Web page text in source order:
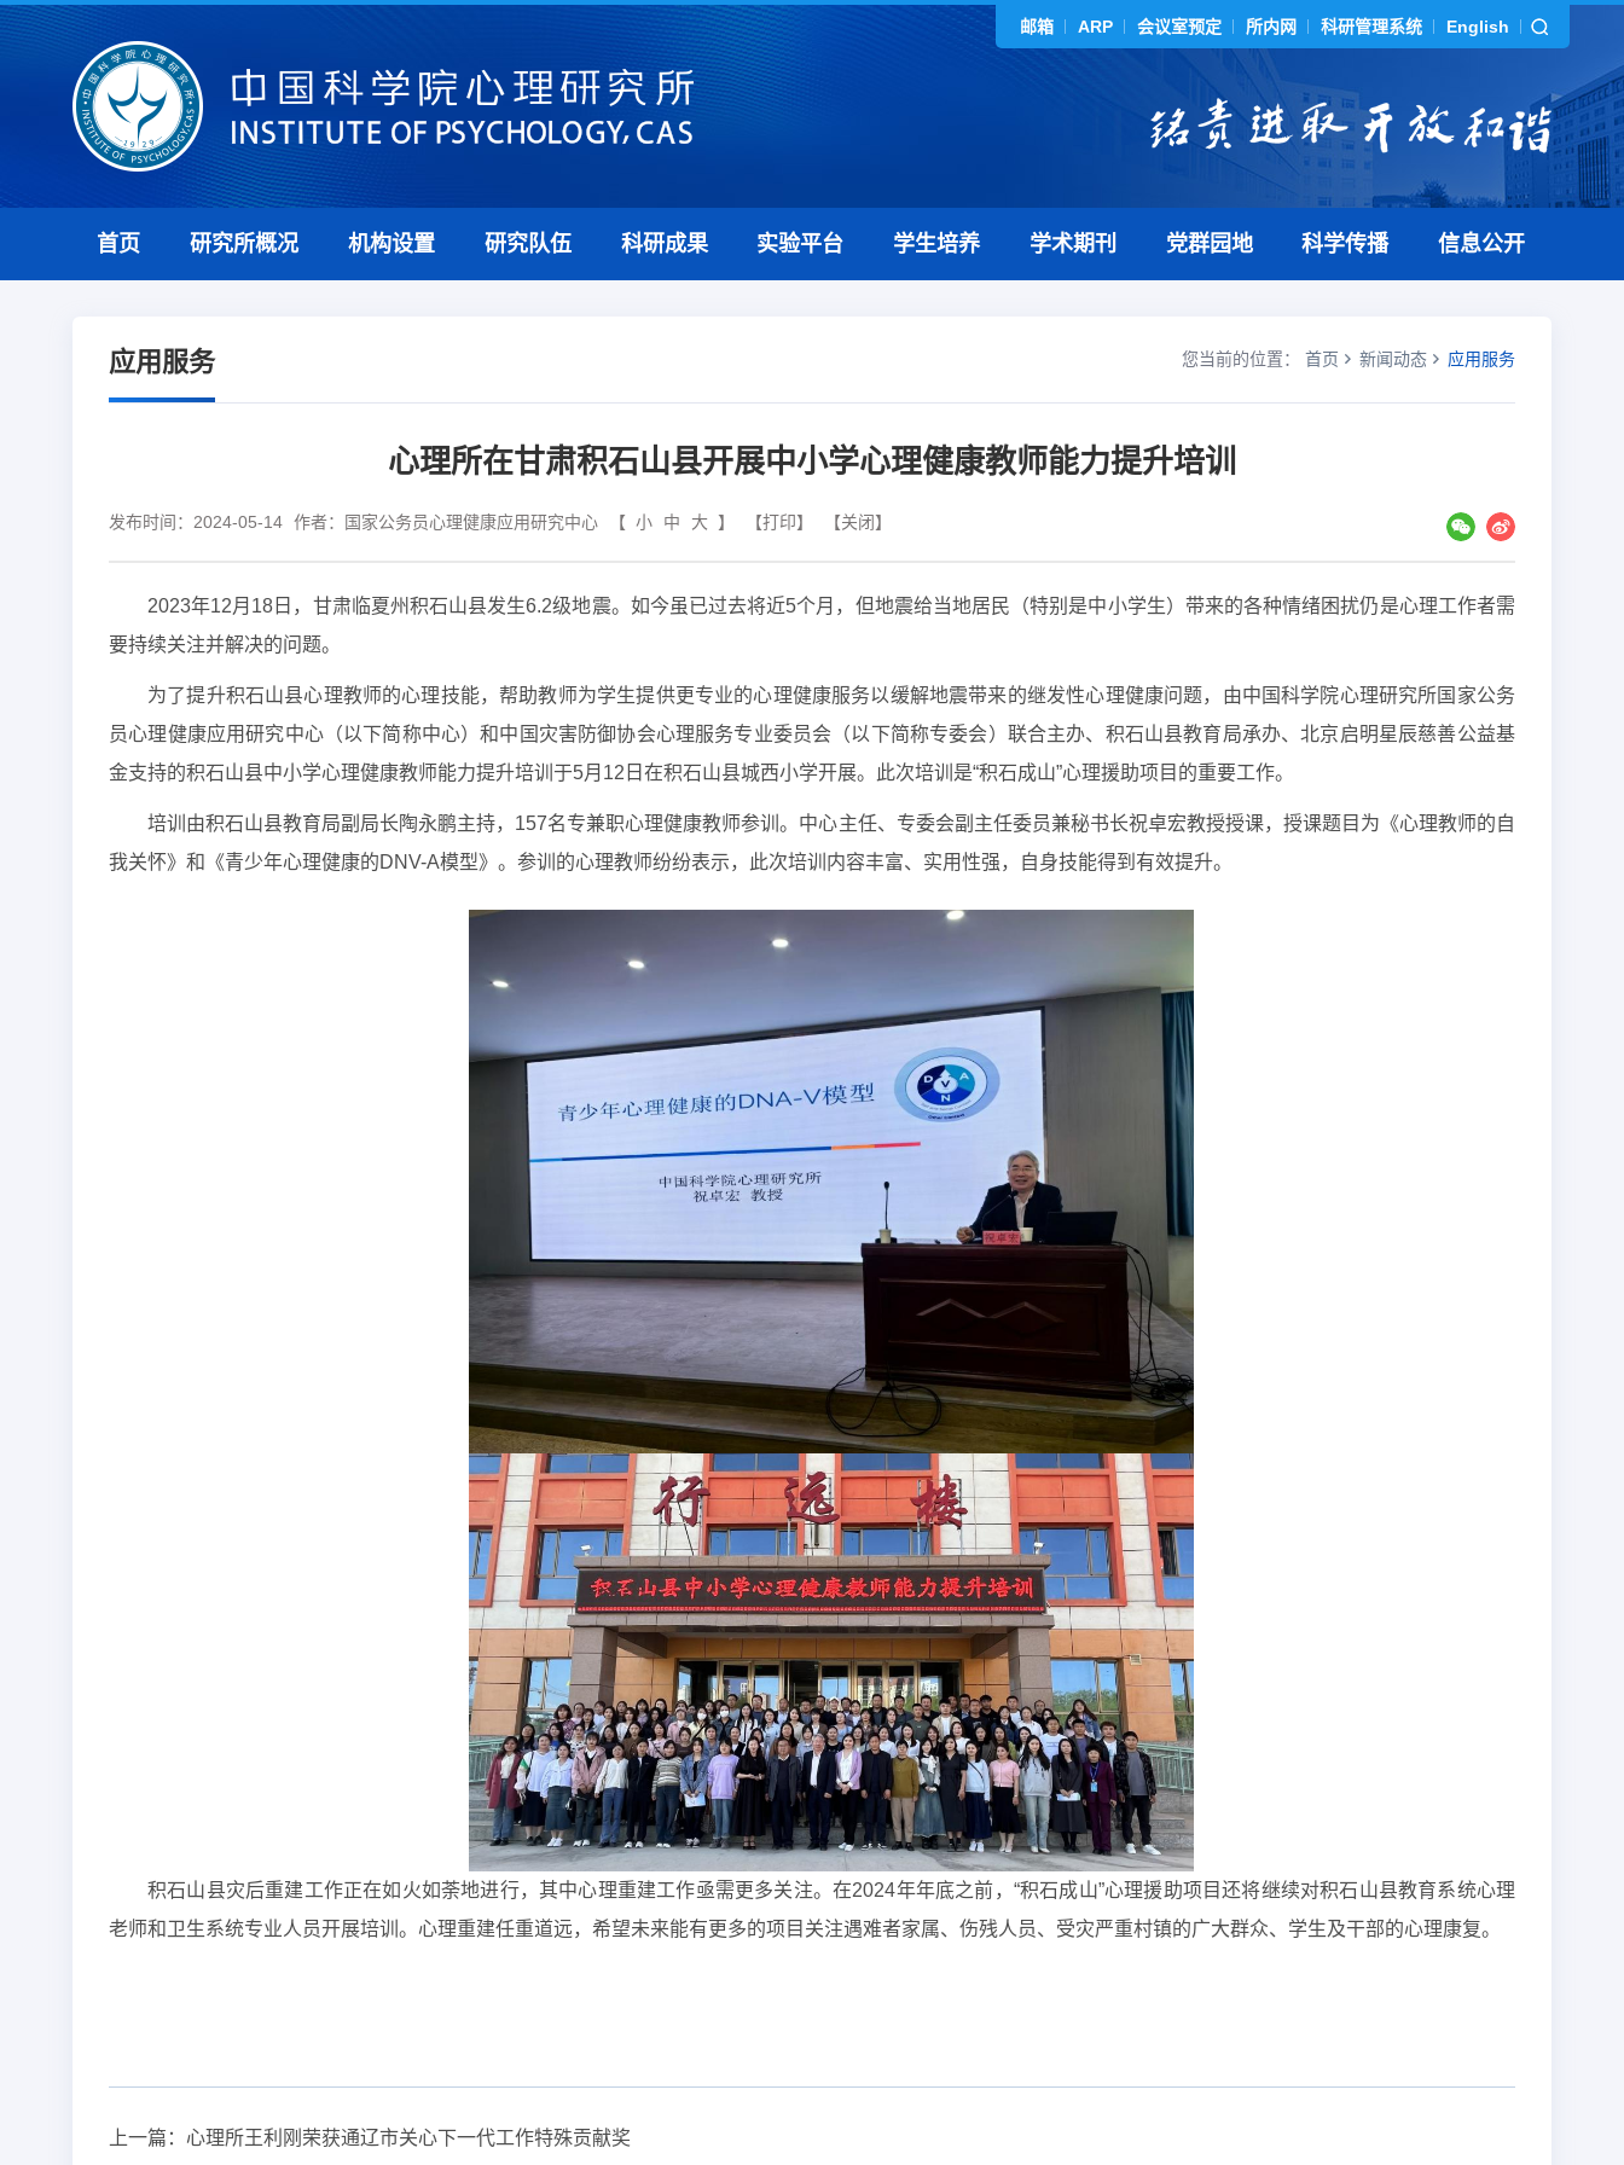
邮箱 ARP 会议室预定 所内网 科研管理系统 English
首页 研究所概况 机构设置 研究队伍 科研成果 实验平台 学生培养 学术期刊 党群园地 科学传播 信息公开
您当前的位置： 首页 新闻动态 应用服务
应用服务
心理所在甘肃积石山县开展中小学心理健康教师能力提升培训
发布时间：2024-05-14 作者：国家公务员心理健康应用研究中心 【 小 中 大 】 【打印】 【关闭】
2023年12月18日，甘肃临夏州积石山县发生6.2级地震。如今虽已过去将近5个月，但地震给当地居民（特别是中小学生）带来的各种情绪困扰仍是心理工作者需
要持续关注并解决的问题。
为了提升积石山县心理教师的心理技能，帮助教师为学生提供更专业的心理健康服务以缓解地震带来的继发性心理健康问题，由中国科学院心理研究所国家公务
员心理健康应用研究中心（以下简称中心）和中国灾害防御协会心理服务专业委员会（以下简称专委会）联合主办、积石山县教育局承办、北京启明星辰慈善公益基
金支持的积石山县中小学心理健康教师能力提升培训于5月12日在积石山县城西小学开展。此次培训是“积石成山”心理援助项目的重要工作。
培训由积石山县教育局副局长陶永鹏主持，157名专兼职心理健康教师参训。中心主任、专委会副主任委员兼秘书长祝卓宏教授授课，授课题目为《心理教师的自
我关怀》和《青少年心理健康的DNV-A模型》。参训的心理教师纷纷表示，此次培训内容丰富、实用性强，自身技能得到有效提升。
积石山县灾后重建工作正在如火如荼地进行，其中心理重建工作亟需更多关注。在2024年年底之前，“积石成山”心理援助项目还将继续对积石山县教育系统心理
老师和卫生系统专业人员开展培训。心理重建任重道远，希望未来能有更多的项目关注遇难者家属、伤残人员、受灾严重村镇的广大群众、学生及干部的心理康复。
上一篇： 心理所王利刚荣获通辽市关心下一代工作特殊贡献奖